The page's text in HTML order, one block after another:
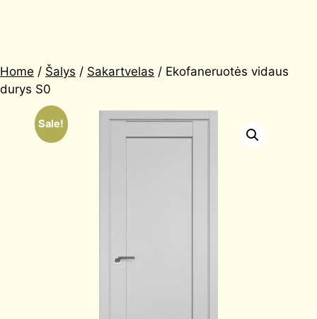
Home / Šalys / Sakartvelas / Ekofaneruotės vidaus
durys S0
Sale!